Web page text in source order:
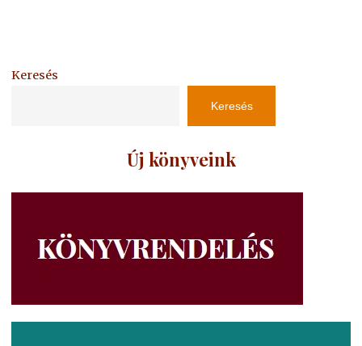
Keresés
Keresés
Új könyveink